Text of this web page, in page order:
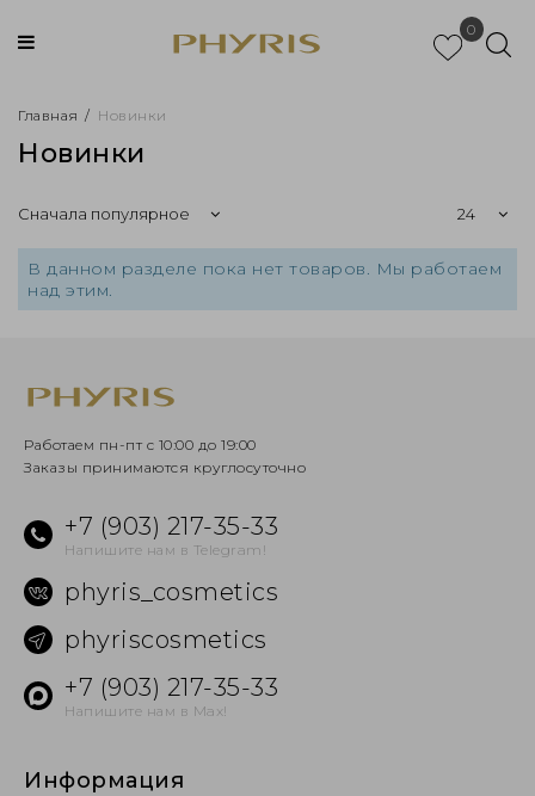
0
Главная / Новинки
Новинки
В данном разделе пока нет товаров. Мы работаем
над этим.
Работаем пн-пт с 10:00 до 19:00
Заказы принимаются круглосуточно
+7 (903) 217-35-33
Напишите нам в Telegram!
phyris_cosmetics
phyriscosmetics
+7 (903) 217-35-33
Напишите нам в Max!
Информация